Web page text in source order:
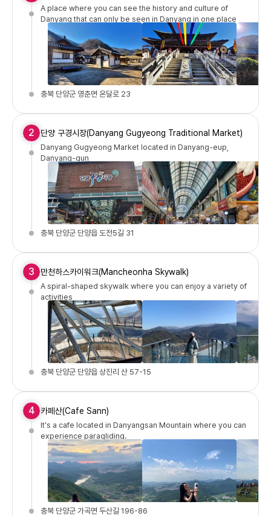
A place where you can see the history and culture of
Danyang that can only be seen in Danyang in one place
충북 단양군 영춘면 온달로 23
2 단양 구경시장(Danyang Gugyeong Traditional Market)
Danyang Gugyeong Market located in Danyang-eup,
Danyang-gun
충북 단양군 단양읍 도전5길 31
3 만천하스카이워크(Mancheonha Skywalk)
A spiral-shaped skywalk where you can enjoy a variety of
activities
충북 단양군 단양읍 상진리 산 57-15
4 카페산(Cafe Sann)
It's a cafe located in Danyangsan Mountain where you can
experience paragliding.
충북 단양군 가곡면 두산길 196-86